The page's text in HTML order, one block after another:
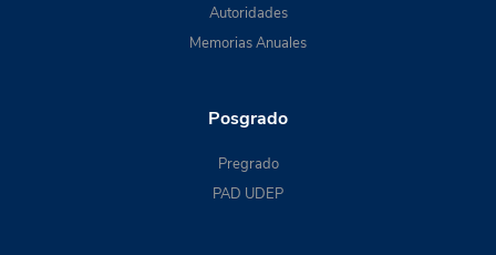
Autoridades
Memorias Anuales
Posgrado
Pregrado
PAD UDEP